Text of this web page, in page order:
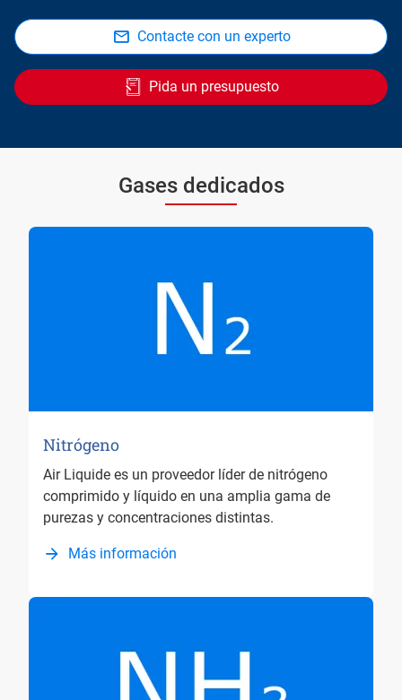
Contacte con un experto
Pida un presupuesto
Gases dedicados
Nitrógeno
Air Liquide es un proveedor líder de nitrógeno
comprimido y líquido en una amplia gama de
purezas y concentraciones distintas.
Más información